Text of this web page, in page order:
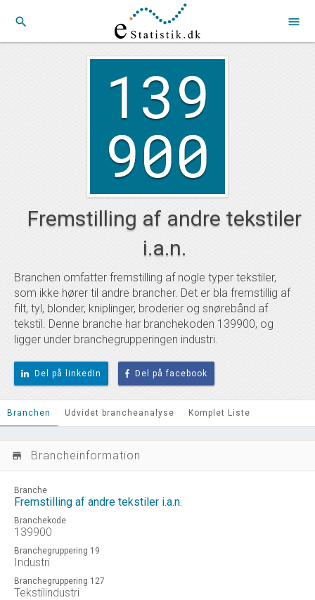
search menu
139
900
Fremstilling af andre tekstiler
i.a.n.
Branchen omfatter fremstilling af nogle typer tekstiler,
som ikke hører til andre brancher. Det er bla fremstillig af
filt, tyl, blonder, kniplinger, broderier og snørebånd af
tekstil. Denne branche har branchekoden 139900, og
ligger under branchegrupperingen industri.
Del på linkedIn Del på facebook
Branchen Udvidet brancheanalyse Komplet Liste
store_mall_directory Brancheinformation
Branche
Fremstilling af andre tekstiler i.a.n.
Branchekode
139900
Branchegruppering 19
Industri
Branchegruppering 127
Tekstilindustri